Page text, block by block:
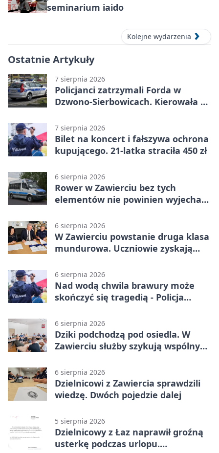
seminarium iaido
Kolejne wydarzenia
Ostatnie Artykuły
7 sierpnia 2026
Policjanci zatrzymali Forda w
Dzwono-Sierbowicach. Kierowała po
7 sierpnia 2026
Bilet na koncert i fałszywa ochrona
kupującego. 21-latka straciła 450 zł
6 sierpnia 2026
Rower w Zawierciu bez tych
elementów nie powinien wyjechać
6 sierpnia 2026
W Zawierciu powstanie druga klasa
mundurowa. Uczniowie zyskają
6 sierpnia 2026
Nad wodą chwila brawury może
skończyć się tragedią - Policja
6 sierpnia 2026
Dziki podchodzą pod osiedla. W
Zawierciu służby szykują wspólny
6 sierpnia 2026
Dzielnicowi z Zawiercia sprawdzili
wiedzę. Dwóch pojedzie dalej
5 sierpnia 2026
Dzielnicowy z Łaz naprawił groźną
usterkę podczas urlopu.